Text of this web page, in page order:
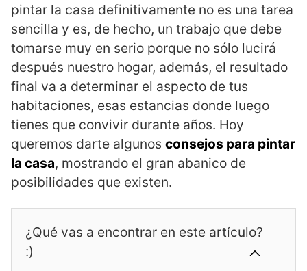
pintar la casa definitivamente no es una tarea
sencilla y es, de hecho, un trabajo que debe
tomarse muy en serio porque no sólo lucirá
después nuestro hogar, además, el resultado
final va a determinar el aspecto de tus
habitaciones, esas estancias donde luego
tienes que convivir durante años. Hoy
queremos darte algunos consejos para pintar
la casa, mostrando el gran abanico de
posibilidades que existen.
¿Qué vas a encontrar en este artículo?
:)